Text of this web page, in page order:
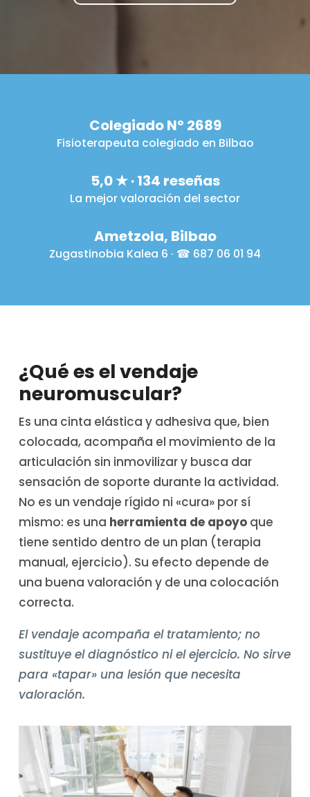
Colegiado Nº 2689
Fisioterapeuta colegiado en Bilbao
5,0 ★ · 134 reseñas
La mejor valoración del sector
Ametzola, Bilbao
Zugastinobia Kalea 6 · ☎ 687 06 01 94
¿Qué es el vendaje
neuromuscular?
Es una cinta elástica y adhesiva que, bien
colocada, acompaña el movimiento de la
articulación sin inmovilizar y busca dar
sensación de soporte durante la actividad.
No es un vendaje rígido ni «cura» por sí
mismo: es una herramienta de apoyoque
tiene sentido dentro de un plan (terapia
manual, ejercicio). Su efecto depende de
una buena valoración y de una colocación
correcta.
El vendaje acompaña el tratamiento; no
sustituye el diagnóstico ni el ejercicio. No sirve
para «tapar» una lesión que necesita
valoración.